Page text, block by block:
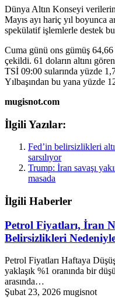
Dünya Altın Konseyi
Mayıs ayı hariç yıl boyunca
spekülatif işlemlerle destek
Cuma günü ons gümüş
çekildi. 61 doların altını
TSİ 09:00 sularında yüzde
Yılbaşından bu yana yüzde
mugisnot.com
İlgili Yazılar:
Fed’in belirsizlikleri
sarsılıyor
Trump: İran savaşı
masada
İlgili Haberler
Petrol Fiyatları, İran
Belirsizlikleri
Petrol Fiyatları Haftaya
yaklaşık %1 oranında bir
arasında…
Şubat 23, 2026 mugisnot